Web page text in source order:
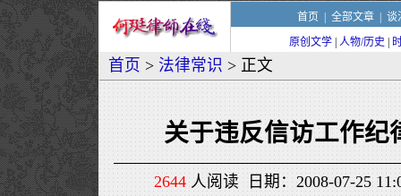
首页 全部文章| 谈
原创文学 人物/历史
首页 > 法律常识 > 正文
关于违反信访工作纪
2644人阅读 日期：2008-07-25